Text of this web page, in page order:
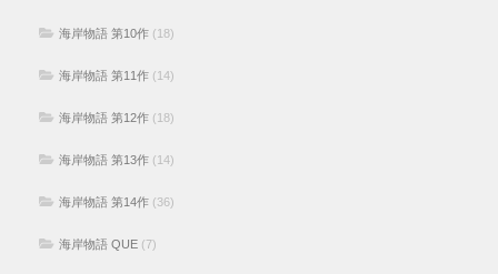
海岸物語 第10作 (18)
海岸物語 第11作 (14)
海岸物語 第12作 (18)
海岸物語 第13作 (14)
海岸物語 第14作 (36)
海岸物語 QUE (7)